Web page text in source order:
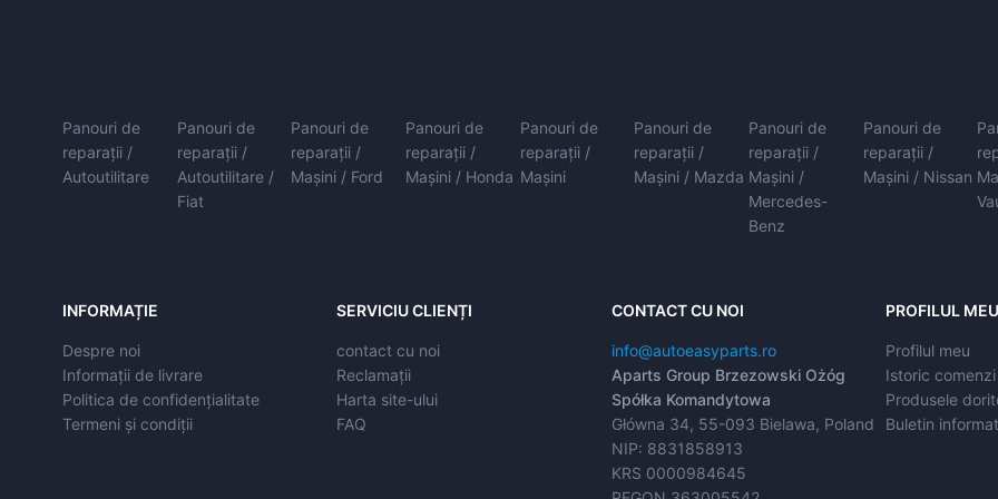
Panouri de
reparații /
Autoutilitare
Panouri de
reparații /
Autoutilitare /
Fiat
Panouri de
reparații /
Mașini / Ford
Panouri de
reparații /
Mașini / Honda
Panouri de
reparații /
Mașini
Panouri de
reparații /
Mașini / Mazda
Panouri de
reparații /
Mașini /
Mercedes-
Benz
Panouri de
reparații /
Mașini / Nissan
INFORMAȚIE
Despre noi
Informații de livrare
Politica de confidențialitate
Termeni și condiții
SERVICIU CLIENȚI
contact cu noi
Reclamații
Harta site-ului
FAQ
CONTACT CU NOI
info@autoeasyparts.ro
Aparts Group Brzezowski Ożóg
Spółka Komandytowa
Główna 34, 55-093 Bielawa, Poland
NIP: 8831858913
KRS 0000984645
PROFILUL MEU
Profilul meu
Istoric comenzi
Produsele
Buletin